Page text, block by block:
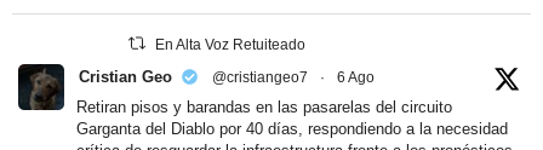
En Alta Voz Retuiteado
Cristian Geo @cristiangeo7 · 6 Ago
Retiran pisos y barandas en las pasarelas del circuito
Garganta del Diablo por 40 días, respondiendo a la necesidad